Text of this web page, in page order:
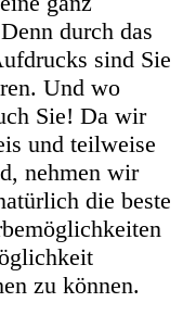
durch das
sind Sie
Und wo
Sie! Da wir
und teilweise
nehmen wir
die beste
zu können.